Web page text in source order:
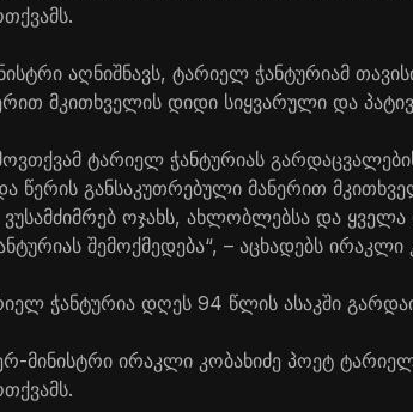
აღნიშნავს, ტარიელ ჭანტურიამ
მკითხველის დიდი სიყვარული და
ტარიელ ჭანტურიას
წერის განსაკუთრებული მანერით
ვუსამძიმრებ ოჯახს, ახლობლებსა და ყველა
შემოქმედება“, – აცხადებს ირაკლი
ჭანტურია დღეს 94 წლის ასაკში
მინისტრი ირაკლი კობახიძე პოეტ